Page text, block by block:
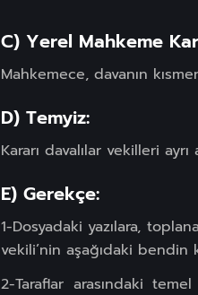
C) Yerel Mahkeme
Mahkemece, davanın
D) Temyiz:
Kararı davalılar vekilleri
E) Gerekçe:
1-Dosyadaki yazılara,
vekili’nin aşağıdaki bendin
2-Taraflar arasındaki